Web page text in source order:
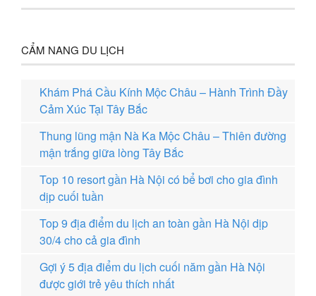
CẨM NANG DU LỊCH
Khám Phá Cầu Kính Mộc Châu – Hành Trình Đầy
Cảm Xúc Tại Tây Bắc
Thung lũng mận Nà Ka Mộc Châu – Thiên đường
mận trắng giữa lòng Tây Bắc
Top 10 resort gần Hà Nội có bể bơi cho gia đình
dịp cuối tuần
Top 9 địa điểm du lịch an toàn gần Hà Nội dịp
30/4 cho cả gia đình
Gợi ý 5 địa điểm du lịch cuối năm gần Hà Nội
được giới trẻ yêu thích nhất